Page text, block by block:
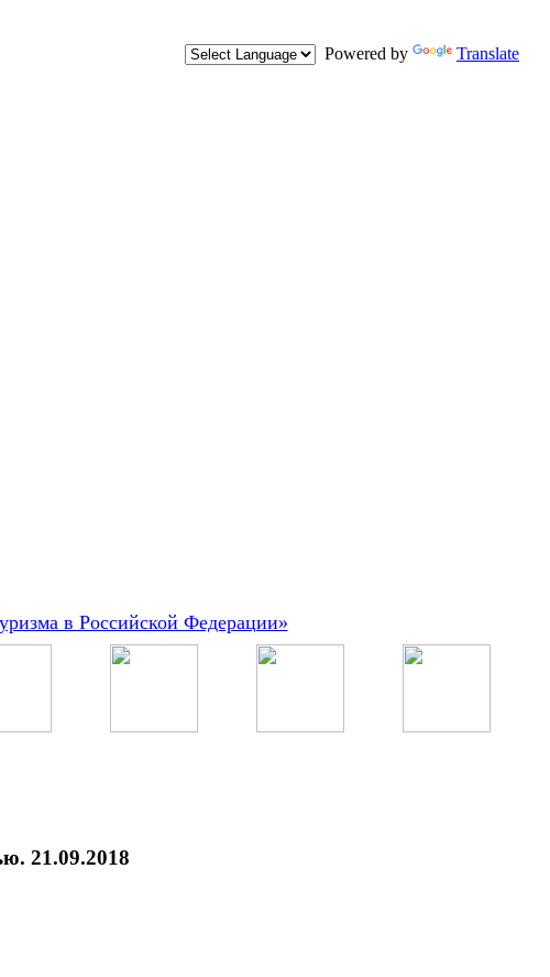
Powered by Translate
в Российской Федерации»
21.09.2018